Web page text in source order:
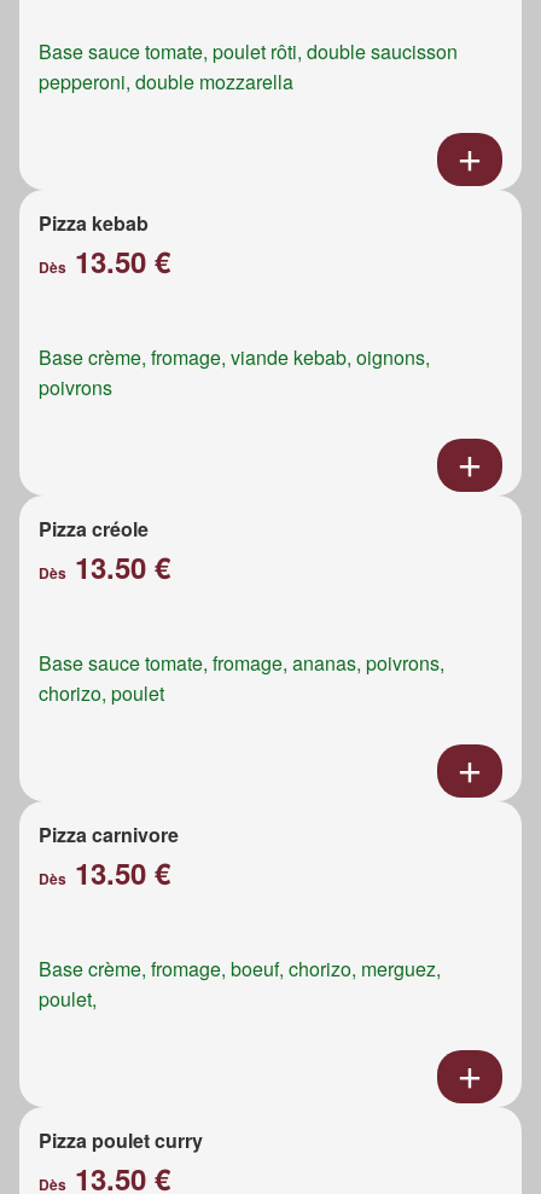
Base sauce tomate, poulet rôti, double saucisson
pepperoni, double mozzarella
Pizza kebab
Dès 13.50 €
Base crème, fromage, viande kebab, oignons,
poivrons
Pizza créole
Dès 13.50 €
Base sauce tomate, fromage, ananas, poivrons,
chorizo, poulet
Pizza carnivore
Dès 13.50 €
Base crème, fromage, boeuf, chorizo, merguez,
poulet,
Pizza poulet curry
Dès 13.50 €